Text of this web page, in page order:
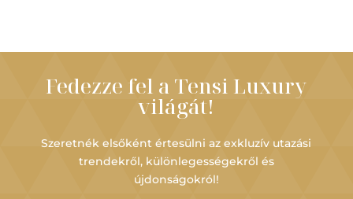
Fedezze fel a Tensi Luxury
világát!
Szeretnék elsőként értesülni az exkluzív utazási
trendekről, különlegességekről és
újdonságokról!